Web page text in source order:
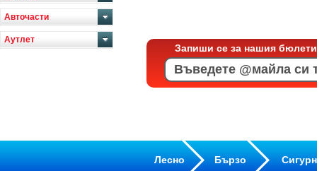
Авточасти
Аутлет
Запиши се за нашия
Лесно Бързо